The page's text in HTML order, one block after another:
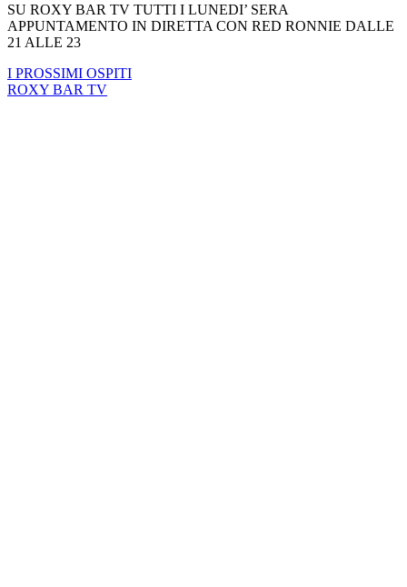
SU ROXY BAR TV TUTTI I LUNEDI’ SERA
APPUNTAMENTO IN DIRETTA CON RED RONNIE DALLE
21 ALLE 23
I PROSSIMI OSPITI
ROXY BAR TV